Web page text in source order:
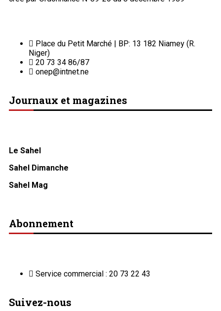
Place du Petit Marché | BP: 13 182 Niamey (R.
Niger)
20 73 34 86/87
onep@intnet.ne
Journaux et magazines
Le Sahel
Sahel Dimanche
Sahel Mag
Abonnement
Service commercial : 20 73 22 43
Suivez-nous